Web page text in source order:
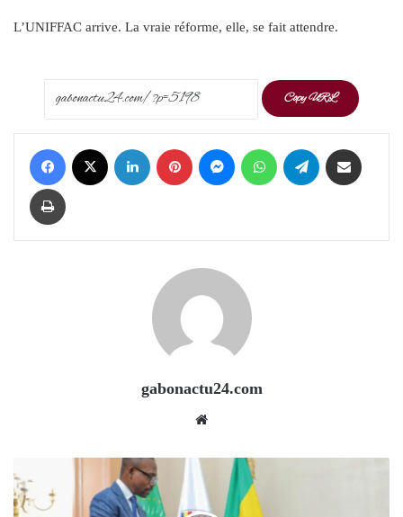
L’UNIFFAC arrive. La vraie réforme, elle, se fait attendre.
Copy URL
Facebook LinkedIn Pinterest Messenger WhatsApp Telegram
Print
gabonactu24.com